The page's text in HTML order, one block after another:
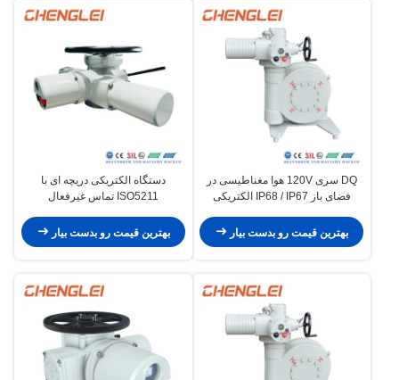
DQ سری 120V هوا مغناطیسی در
فضای باز IP68 / IP67 الکتریکی
بهترین قیمت رو بدست بیار
دستگاه الکتریکی دریچه ای با
ISO5211 تماس غیرفعال
4/4X/7&9 محفظه
بهترین قیمت رو بدست بیار